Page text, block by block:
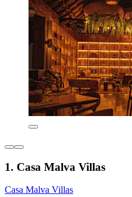
1. Casa Malva Villas
Casa Malva Villas